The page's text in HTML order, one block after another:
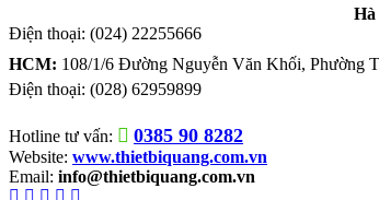
Hà
Điện thoại: (024) 22255666
HCM: 108/1/6 Đường Nguyễn Văn Khối, Phường
Điện thoại: (028) 62959899
Hotline tư vấn: 0385 90 8282
Website: www.thietbiquang.com.vn
Email: info@thietbiquang.com.vn